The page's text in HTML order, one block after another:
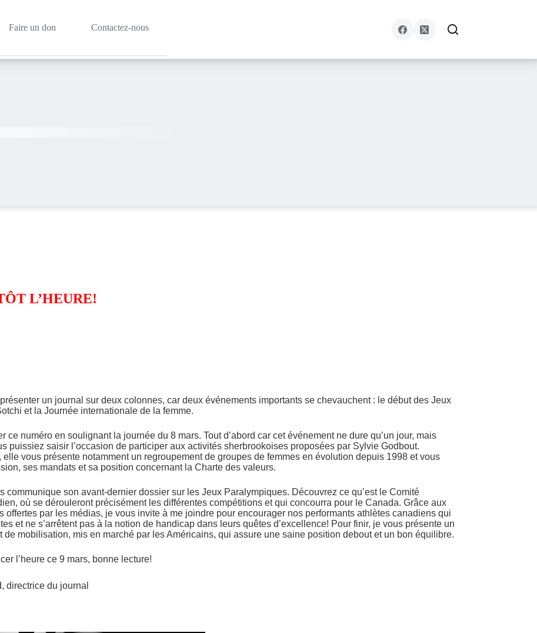
Faire un don Contactez-nous
L’HEURE!
un journal sur deux colonnes, car deux événements importants se chevauchent : le début des Jeux
et la Journée internationale de la femme.
ce numéro en soulignant la journée du 8 mars. Tout d’abord car cet événement ne dure qu’un jour, mais
puissiez saisir l’occasion de participer aux activités sherbrookoises proposées par Sylvie Godbout.
elle vous présente notamment un regroupement de groupes de femmes en évolution depuis 1998 et vous
ses mandats et sa position concernant la Charte des valeurs.
communique son avant-dernier dossier sur les Jeux Paralympiques. Découvrez ce qu’est le Comité
où se dérouleront précisément les différentes compétitions et qui concourra pour le Canada. Grâce aux
offertes par les médias, je vous invite à me joindre pour encourager nos performants athlètes canadiens qui
et ne s’arrêtent pas à la notion de handicap dans leurs quêtes d’excellence! Pour finir, je vous présente un
de mobilisation, mis en marché par les Américains, qui assure une saine position debout et un bon équilibre.
l’heure ce 9 mars, bonne lecture!
directrice du journal